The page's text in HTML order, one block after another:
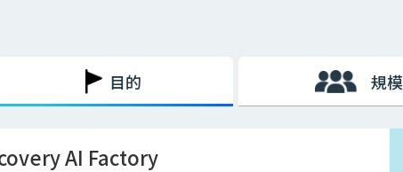
目的 規模
AI Factory